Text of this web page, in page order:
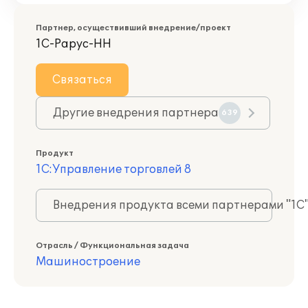
Партнер, осуществивший внедрение/проект
1С-Рарус-НН
Связаться
Другие внедрения партнера 639
Продукт
1С:Управление торговлей 8
Внедрения продукта всеми партнерами
Отрасль / Функциональная задача
Машиностроение